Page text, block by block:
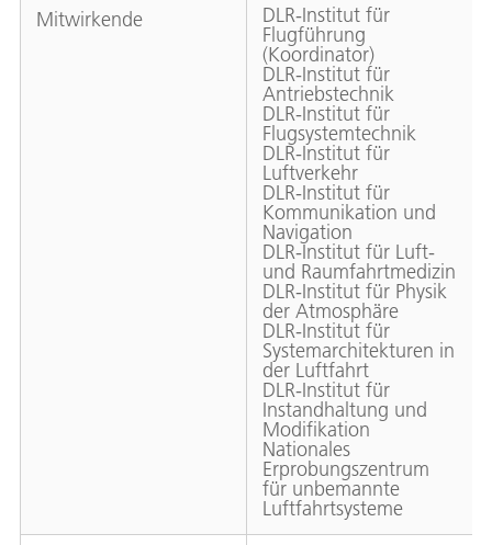
Mitwirkende DLR-Institut für
Flugführung
(Koordinator)
DLR-Institut für
Antriebstechnik
DLR-Institut für
Flugsystemtechnik
DLR-Institut für
Luftverkehr
DLR-Institut für
Kommunikation und
Navigation
DLR-Institut für Luft-
und Raumfahrtmedizin
DLR-Institut für Physik
der Atmosphäre
DLR-Institut für
Systemarchitekturen in
der Luftfahrt
DLR-Institut für
Instandhaltung und
Modifikation
Nationales
Erprobungszentrum
für unbemannte
Luftfahrtsysteme